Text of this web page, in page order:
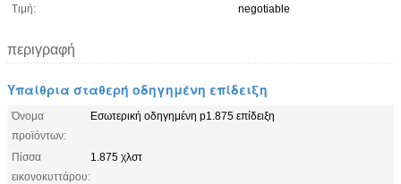
Τιμή:
negotiable
περιγραφή
Υπαίθρια σταθερή οδηγημένη επίδειξη
Όνομα
προϊόντων:
Εσωτερική οδηγημένη p1.875 επίδειξη
Πίσσα
εικονοκυττάρου:
1.875 χλστ